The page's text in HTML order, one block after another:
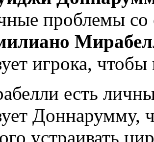
проблемы
игрока,
есть
Доннарумму,
устраивать